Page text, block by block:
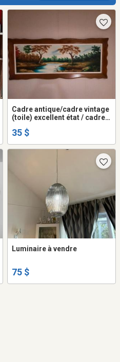
Cadre antique/cadre vintage
(toile) excellent état / cadre
35 $
Luminaire à vendre
75 $